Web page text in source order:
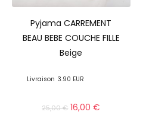
Pyjama CARREMENT
BEAU BEBE COUCHE FILLE
Beige
Livraison 3.90 EUR
25,00€ 16,00€